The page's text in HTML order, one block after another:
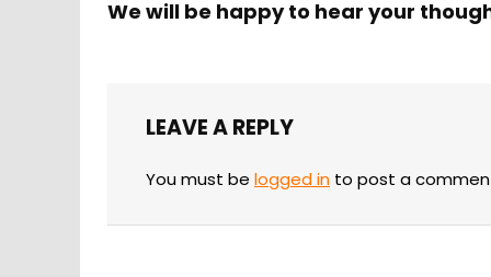
We will be happy to hear your
LEAVE A REPLY
You must be logged in to post a